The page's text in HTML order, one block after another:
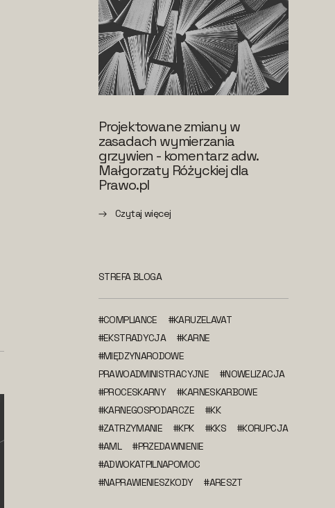
Projektowane zmiany w
zasadach wymierzania
grzywien - komentarz adw.
Małgorzaty Różyckiej dla
Prawo.pl
Czytaj więcej
STREFA BLOGA
#COMPLIANCE
#KARUZELAVAT
#EKSTRADYCJA
#KARNE
#MIĘDZYNARODOWE
PRAWOADMINISTRACYJNE
#NOWELIZACJA
#PROCESKARNY
#KARNESKARBOWE
#KARNEGOSPODARCZE
#KK
#ZATRZYMANIE
#KPK #KKS
#KORUPCJA
#AML
#PRZEDAWNIENIE
#ADWOKATPILNAPOMOC
#NAPRAWIENIESZKODY
#ARESZT